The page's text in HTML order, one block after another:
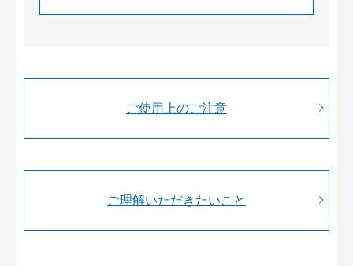
ご使用上のご注意
ご理解いただきたいこと